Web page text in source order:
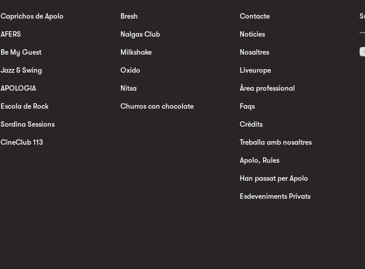
Caprichos de Apolo
AFERS
Be My Guest
Jazz & Swing
APOLOGIA
Escola de Rock
Sordina Sessions
CineClub 113
Bresh
Nalgas Club
Milkshake
Oxido
Nitsa
Churros con chocolate
Contacte
Notícies
Nosaltres
Liveurope
Àrea professional
Faqs
Crèdits
Treballa amb nosaltres
Apolo, Rules
Han passat per Apolo
Esdeveniments Privats